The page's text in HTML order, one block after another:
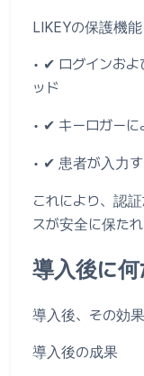
LIKEYの保護機能
• ✔ ログインお
ッド
• ✔ キーロガー
• ✔ 患者が入力
これにより、認
スが安全に保たれ
導入後に何
導入後、その効
導入後の成果